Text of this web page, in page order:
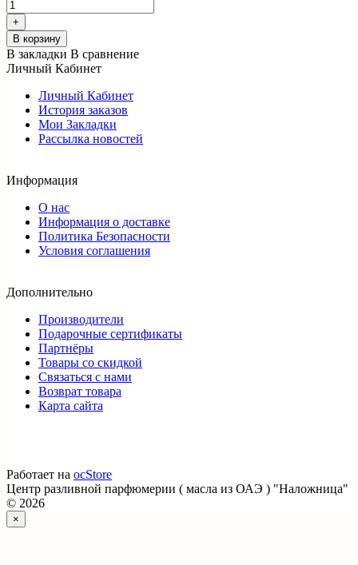
В корзину
В закладки В сравнение
Личный Кабинет
Личный Кабинет
История заказов
Мои Закладки
Рассылка новостей
Информация
О нас
Информация о доставке
Политика Безопасности
Условия соглашения
Дополнительно
Производители
Подарочные сертификаты
Партнёры
Товары со скидкой
Связаться с нами
Возврат товара
Карта сайта
Работает на ocStore
Центр разливной парфюмерии ( масла из ОАЭ ) "Наложница"
© 2026
×